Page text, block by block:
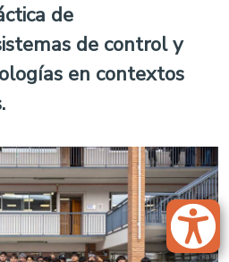
de
de control y
en contextos